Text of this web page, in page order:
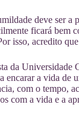
deve ser a
ficará bem
isso, acredito
da
encarar a vida
com o tempo,
com a vida e a